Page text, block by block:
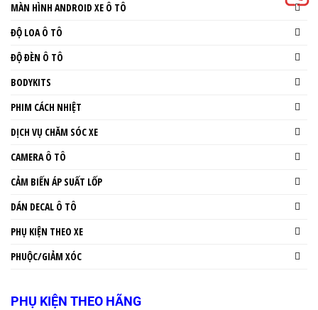
MÀN HÌNH ANDROID XE Ô TÔ
ĐỘ LOA Ô TÔ
ĐỘ ĐÈN Ô TÔ
BODYKITS
PHIM CÁCH NHIỆT
DỊCH VỤ CHĂM SÓC XE
CAMERA Ô TÔ
CẢM BIẾN ÁP SUẤT LỐP
DÁN DECAL Ô TÔ
PHỤ KIỆN THEO XE
PHUỘC/GIẢM XÓC
PHỤ KIỆN THEO HÃNG